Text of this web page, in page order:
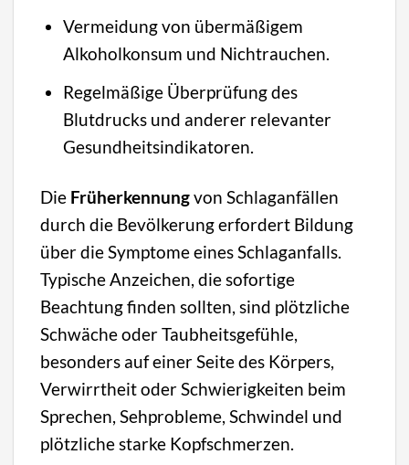
Vermeidung von übermäßigem
Alkoholkonsum und Nichtrauchen.
Regelmäßige Überprüfung des
Blutdrucks und anderer relevanter
Gesundheitsindikatoren.
Die Früherkennungvon Schlaganfällen
durch die Bevölkerung erfordert Bildung
über die Symptome eines Schlaganfalls.
Typische Anzeichen, die sofortige
Beachtung finden sollten, sind plötzliche
Schwäche oder Taubheitsgefühle,
besonders auf einer Seite des Körpers,
Verwirrtheit oder Schwierigkeiten beim
Sprechen, Sehprobleme, Schwindel und
plötzliche starke Kopfschmerzen.